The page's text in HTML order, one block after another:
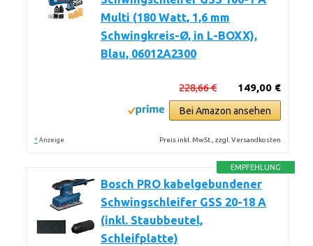
Multi (180 Watt, 1,6 mm
Schwingkreis-Ø, in L-BOXX),
Blau, 06012A2300
149,00 €
228,66 €
Bei Amazon ansehen
* Anzeige Preis inkl. MwSt., zzgl. Versandkosten
EMPFEHLUNG
Bosch PRO kabelgebundener
Schwingschleifer GSS 20-18 A
(inkl. Staubbeutel,
Schleifplatte)